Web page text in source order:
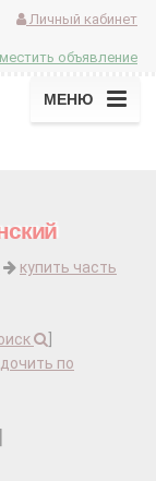
Личный кабинет
объявление
МЕНЮ
купить часть
по